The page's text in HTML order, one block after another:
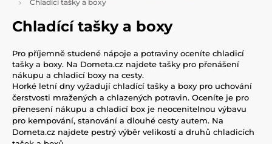
Chladící tašky a boxy
Chladící tašky a boxy
Pro příjemně studené nápoje a potraviny oceníte chladicí
tašky a boxy. Na Dometa.cz najdete tašky pro přenášení
nákupu a chladicí boxy na cesty.
Horké letní dny vyžadují chladící tašky a boxy pro uchování
čerstvosti mražených a chlazených potravin. Oceníte je pro
přenesení nákupu a chladicí box je neocenitelnou výbavu
pro kempování, stanování a dlouhé cesty autem. Na
Dometa.cz najdete pestrý výběr velikostí a druhů chladicích